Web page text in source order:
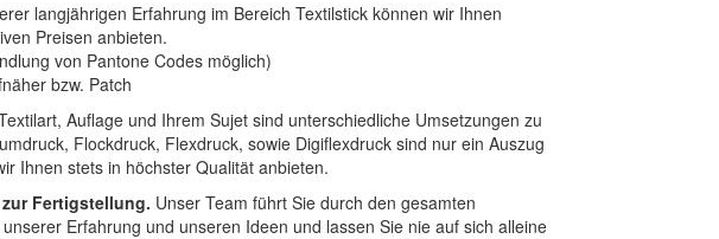
langjährigen Erfahrung im Bereich Textilstick können wir Ihnen
Preisen anbieten.
von Pantone Codes möglich)
bzw. Patch
Auflage und Ihrem Sujet sind unterschiedliche Umsetzungen zu
Flockdruck, Flexdruck, sowie Digiflexdruck sind nur ein Auszug
Ihnen stets in höchster Qualität anbieten.
Fertigstellung. Unser Team führt Sie durch den gesamten
Erfahrung und unseren Ideen und lassen Sie nie auf sich alleine